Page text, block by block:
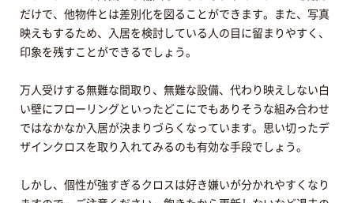
だけで、他物件とは差別化を図ることができます。また、写真
映えもするため、入居を検討している人の目に留まりやすく、
印象を残すことができるでしょう。
万人受けする無難な間取り、無難な設備、代わり映えしない白
い壁にフローリングといったどこにでもありそうな組み合わせ
ではなかなか入居が決まりづらくなっています。思い切ったデ
ザインクロスを取り入れてみるのも有効な手段でしょう。
しかし、個性が強すぎるクロスは好き嫌いが分かれやすくなり